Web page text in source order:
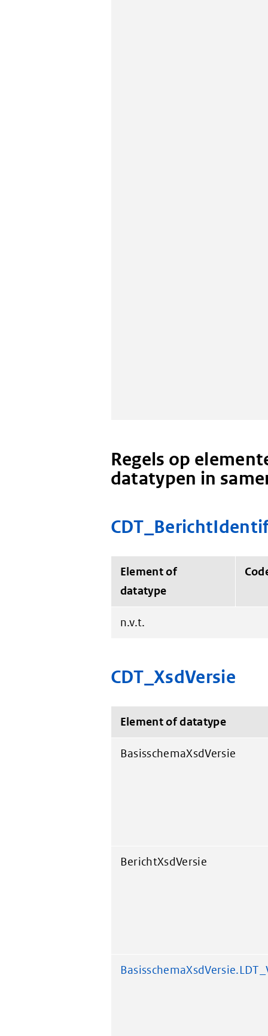
Regels op
datatypen in
Element of
datatype
n.v.t.
CDT_XsdVersie
Element of datatype
BasisschemaXsdVersie
BerichtXsdVersie